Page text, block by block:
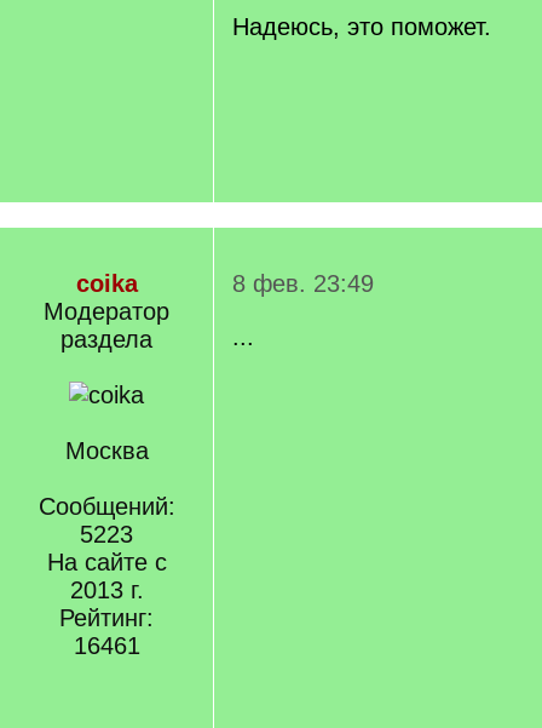
Надеюсь, это поможет.
coika
Модератор
раздела
Москва
Сообщений:
5223
На сайте с
2013 г.
Рейтинг:
16461
8 фев. 23:49
...